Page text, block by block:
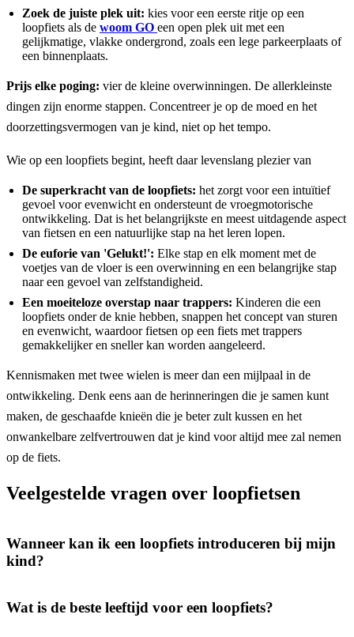
Zoek de juiste plek uit: kies voor een eerste ritje op een
loopfiets als de woom GO een open plek uit met een
gelijkmatige, vlakke ondergrond, zoals een lege parkeerplaats of
een binnenplaats.
Prijs elke poging: vier de kleine overwinningen. De allerkleinste
dingen zijn enorme stappen. Concentreer je op de moed en het
doorzettingsvermogen van je kind, niet op het tempo.
Wie op een loopfiets begint, heeft daar levenslang plezier van
De superkracht van de loopfiets: het zorgt voor een intuïtief
gevoel voor evenwicht en ondersteunt de vroegmotorische
ontwikkeling. Dat is het belangrijkste en meest uitdagende aspect
van fietsen en een natuurlijke stap na het leren lopen.
De euforie van 'Gelukt!': Elke stap en elk moment met de
voetjes van de vloer is een overwinning en een belangrijke stap
naar een gevoel van zelfstandigheid.
Een moeiteloze overstap naar trappers: Kinderen die een
loopfiets onder de knie hebben, snappen het concept van sturen
en evenwicht, waardoor fietsen op een fiets met trappers
gemakkelijker en sneller kan worden aangeleerd.
Kennismaken met twee wielen is meer dan een mijlpaal in de
ontwikkeling. Denk eens aan de herinneringen die je samen kunt
maken, de geschaafde knieën die je beter zult kussen en het
onwankelbare zelfvertrouwen dat je kind voor altijd mee zal nemen
op de fiets.
Veelgestelde vragen over loopfietsen
Wanneer kan ik een loopfiets introduceren bij mijn
kind?
Wat is de beste leeftijd voor een loopfiets?